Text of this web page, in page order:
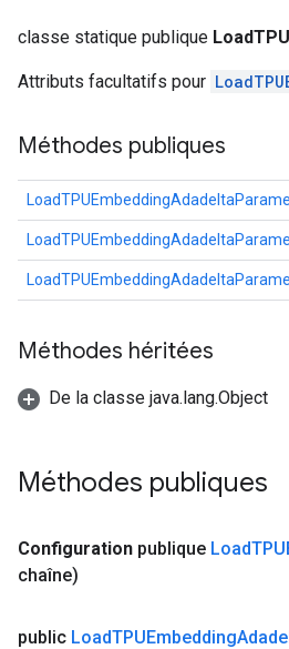
classe statique publique
Attributs facultatifs pour
Méthodes publiques
Méthodes héritées
De la classe java.lang.Object
Méthodes publiques
Configuration publique Load
chaîne)
public LoadTPUEmbedding